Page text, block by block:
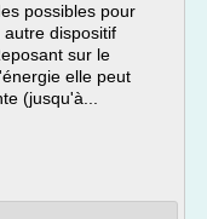
possibles pour
dispositif
sur le
elle peut
(jusqu'à...